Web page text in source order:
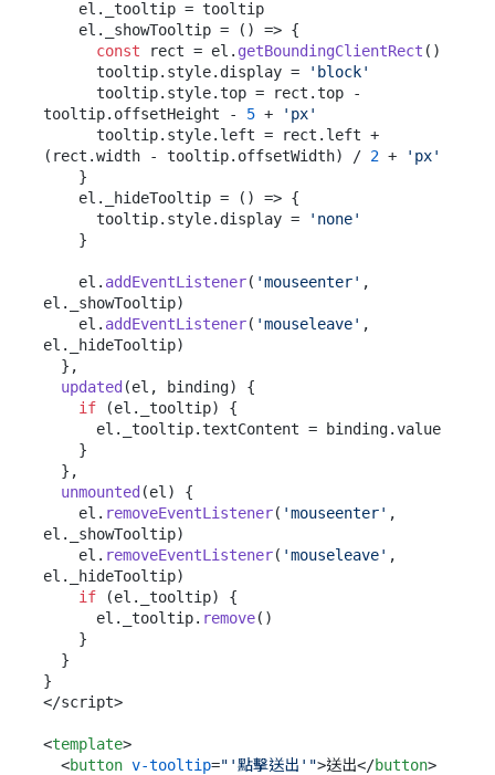
    el.
_tooltip = tooltip
    el.
_showTooltip = () => {
const rect = el. getBoundingClientRect ()
      tooltip.
style. display =
'block'
      tooltip.
style.top = rect.top -
tooltip. offsetHeight - 5 +
'px'
      tooltip.
style. left = rect. left +
(rect.width - tooltip. offsetWidth) / 2 +
'px'
    el.
_hideTooltip = () => {
      tooltip.
style. display =
'none'
    el.
addEventListener( 'mouseenter' ,
el.
_showTooltip)
    el.
addEventListener( 'mouseleave' ,
el.
_hideTooltip)
updated (el, binding) {
if (el. _tooltip) {
      el.
_tooltip.textContent = binding.value
unmounted (el ) {
    el.
removeEventListener( 'mouseenter' ,
el.
_showTooltip)
    el.
removeEventListener( 'mouseleave' ,
el.
_hideTooltip)
if (el. _tooltip) {
      el.
_tooltip. remove()
}
</script>
<template>
<button v-tooltip="'點擊送出'">送出</button>